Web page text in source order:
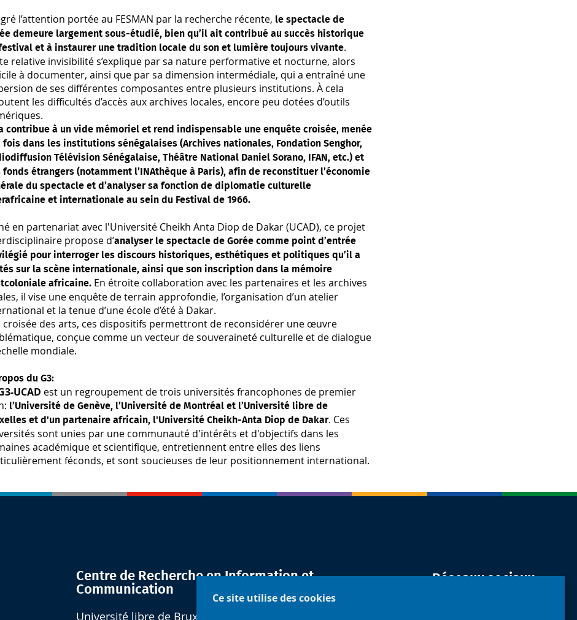
Ce site utilise des cookies
l’attention portée au FESMAN par la recherche récente, le spectacle de
demeure largement sous-étudié, bien qu’il ait contribué au succès historique
et à instaurer une tradition locale du son et lumière toujours vivante.
relative invisibilité s’explique par sa nature performative et nocturne, alors
à documenter, ainsi que par sa dimension intermédiale, qui a entraîné une
de ses différentes composantes entre plusieurs institutions. À cela
les difficultés d’accès aux archives locales, encore peu dotées d’outils
contribue à un vide mémoriel et rend indispensable une enquête croisée, menée
fois dans les institutions sénégalaises (Archives nationales, Fondation Senghor,
Télévision Sénégalaise, Théâtre National Daniel Sorano, IFAN, etc.) et
fonds étrangers (notamment l’INAthèque à Paris), afin de reconstituer l’économie
du spectacle et d’analyser sa fonction de diplomatie culturelle
et internationale au sein du Festival de 1966.
en partenariat avec l'Université Cheikh Anta Diop de Dakar (UCAD), ce projet
propose d’analyser le spectacle de Gorée comme point d’entrée
pour interroger les discours historiques, esthétiques et politiques qu’il a
sur la scène internationale, ainsi que son inscription dans la mémoire
africaine. En étroite collaboration avec les partenaires et les archives
il vise une enquête de terrain approfondie, l’organisation d’un atelier
et la tenue d’une école d’été à Dakar.
croisée des arts, ces dispositifs permettront de reconsidérer une œuvre
conçue comme un vecteur de souveraineté culturelle et de dialogue
mondiale.
du G3:
UCAD est un regroupement de trois universités francophones de premier
l’Université de Genève, l’Université de Montréal et l’Université libre de
et d'un partenaire africain, l'Université Cheikh-Anta Diop de Dakar. Ces
sont unies par une communauté d'intérêts et d'objectifs dans les
académique et scientifique, entretiennent entre elles des liens
féconds, et sont soucieuses de leur positionnement international.
Centre de Recherche en Information et
Communication
Université libre de Bruxelles
Réseaux sociaux